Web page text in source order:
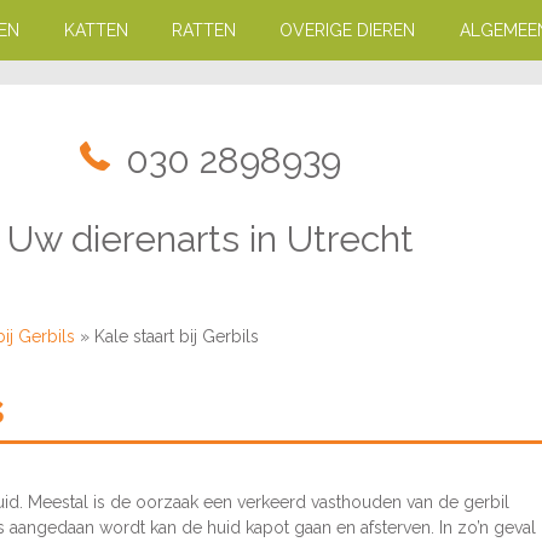
KATTEN RATTEN OVERIGE DIEREN
030 2898939
Uw dierenarts in Utrecht
Gerbils » Kale staart bij Gerbils
Meestal is de oorzaak een verkeerd vasthouden van de gerbil
wordt kan de huid kapot gaan en afsterven. In zo’n geval